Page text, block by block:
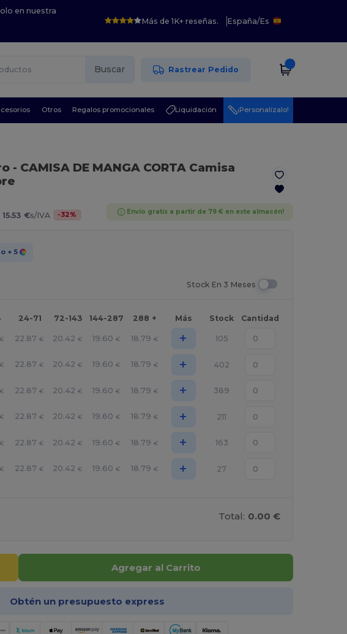
en nuestra
Más de 1K+ reseñas. España/Es
Buscar Rastrear Pedido
Otros Regalos promocionales Liquidación ¡Personalízalo!
- CAMISA DE MANGA CORTA Camisa
15.53 €s/IVA -32% Envío gratis a partir de 79 € en este almacén!
+ 5
Stock En 3 Meses
24-71 72-143 144-287 288 + Más Stock Cantidad
€ 22.87 € 20.42 € 19.60 € 18.79 € + 105
€ 22.87 € 20.42 € 19.60 € 18.79 € + 402
€ 22.87 € 20.42 € 19.60 € 18.79 € + 389
€ 22.87 € 20.42 € 19.60 € 18.79 € + 211
€ 22.87 € 20.42 € 19.60 € 18.79 € + 163
€ 22.87 € 20.42 € 19.60 € 18.79 € + 27
Total: 0.00 €
Agregar al Carrito
Obtén un presupuesto express